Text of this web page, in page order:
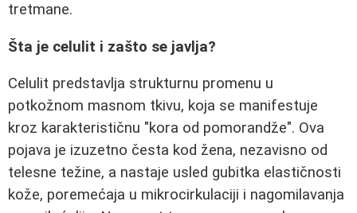
tretmane.
Šta je celulit i zašto se javlja?
Celulit predstavlja strukturnu promenu u
potkožnom masnom tkivu, koja se manifestuje
kroz karakterističnu "kora od pomorandže". Ova
pojava je izuzetno česta kod žena, nezavisno od
telesne težine, a nastaje usled gubitka elastičnosti
kože, poremećaja u mikrocirkulaciji i nagomilavanja